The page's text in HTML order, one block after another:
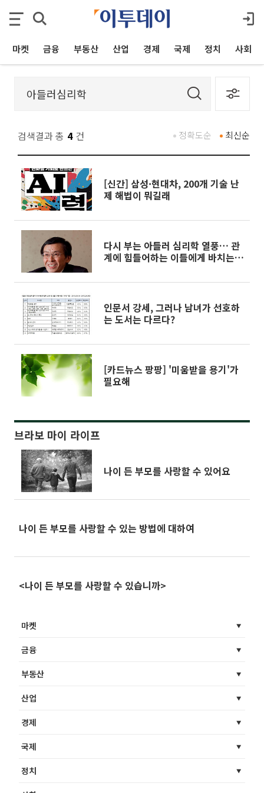
마켓 금융 부동산 산업 경제 국제 정치 사회
검색결과 총 4 건 최신순
정확도순
[신간] 삼성·현대차, 200개 기술 난
제 해법이 뭐길래
다시 부는 아들러 심리학 열풍… 관
계에 힘들어하는 이들에게 바치는
인문서 강세, 그러나 남녀가 선호하
는 도서는 다르다?
[카드뉴스 팡팡] '미움받을 용기'가
필요해
브라보 마이 라이프
나이 든 부모를 사랑할 수 있어요
나이 든 부모를 사랑할 수 있는 방법에 대하여
<나이 든 부모를 사랑할 수 있습니까>
마켓
금융
부동산
산업
경제
국제
정치